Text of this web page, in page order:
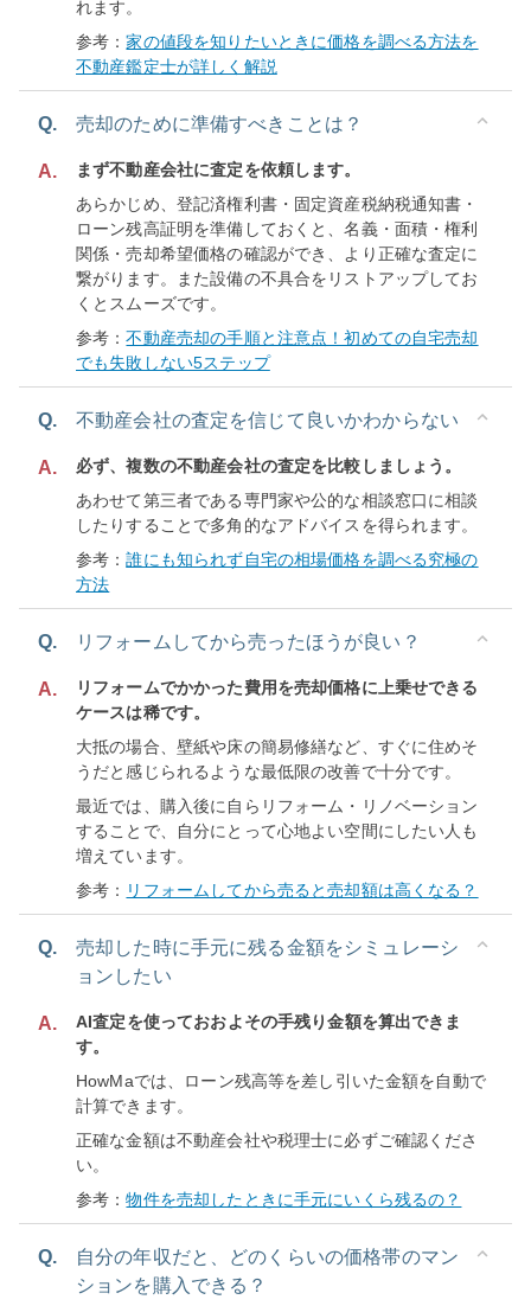
れます。
参考：家の値段を知りたいときに価格を調べる方法を
不動産鑑定士が詳しく解説
Q. 売却のために準備すべきことは？
A.
まず不動産会社に査定を依頼します。
あらかじめ、登記済権利書・固定資産税納税通知書・
ローン残高証明を準備しておくと、名義・面積・権利
関係・売却希望価格の確認ができ、より正確な査定に
繋がります。また設備の不具合をリストアップしてお
くとスムーズです。
参考：不動産売却の手順と注意点！初めての自宅売却
でも失敗しない5ステップ
Q. 不動産会社の査定を信じて良いかわからない
A.
必ず、複数の不動産会社の査定を比較しましょう。
あわせて第三者である専門家や公的な相談窓口に相談
したりすることで多角的なアドバイスを得られます。
参考：誰にも知られず自宅の相場価格を調べる究極の
方法
Q. リフォームしてから売ったほうが良い？
A.
リフォームでかかった費用を売却価格に上乗せできる
ケースは稀です。
大抵の場合、壁紙や床の簡易修繕など、すぐに住めそ
うだと感じられるような最低限の改善で十分です。
最近では、購入後に自らリフォーム・リノベーション
することで、自分にとって心地よい空間にしたい人も
増えています。
参考： リフォームしてから売ると売却額は高くなる？
Q.
売却した時に手元に残る金額をシミュレーシ
ョンしたい
A.
AI査定を使っておおよその手残り金額を算出できま
す。
HowMaでは、ローン残高等を差し引いた金額を自動で
計算できます。
正確な金額は不動産会社や税理士に必ずご確認くださ
い。
参考：物件を売却したときに手元にいくら残るの？
Q.
自分の年収だと、どのくらいの価格帯のマン
ションを購入できる？